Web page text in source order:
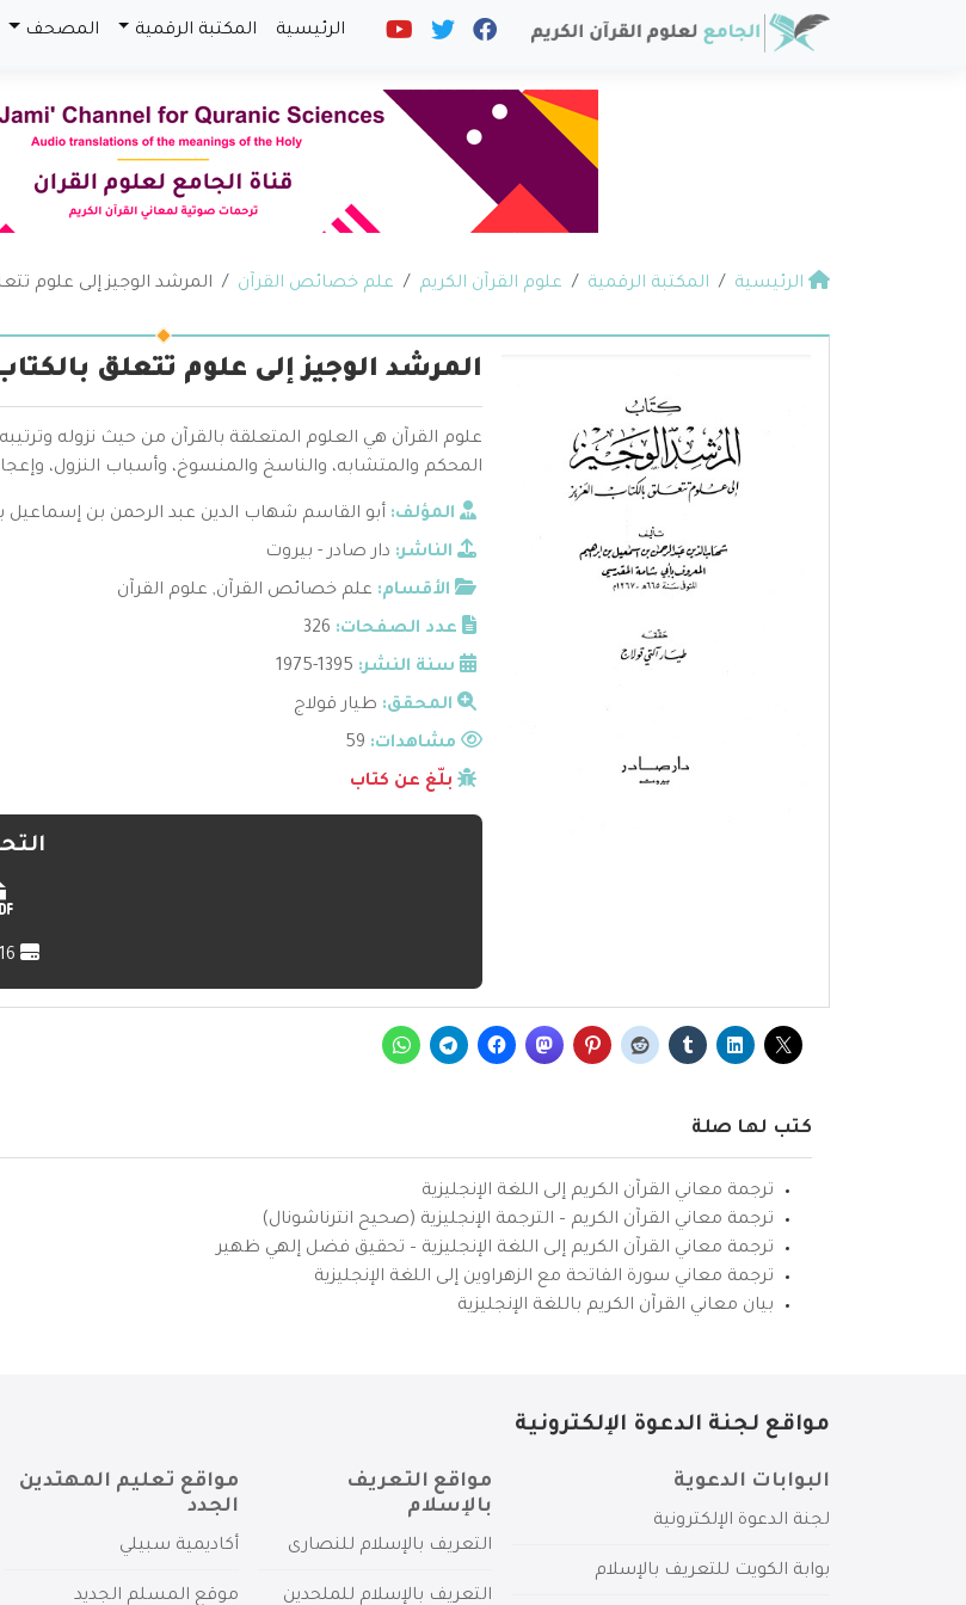
الرئيسية المكتبة الرقمية المصحف
الرئيسية المكتبة الرقمية علوم القرآن الكريم علم خصائص القرآن المرشد الوجيز إلى علوم
المرشد الوجيز إلى علوم تتعلق
علوم القرآن هي العلوم المتعلقة بالقرآن من حيث نزوله
المحكم والمتشابه، والناسخ والمنسوخ، وأسباب النزول،
المؤلف: أبو القاسم شهاب الدين عبد الرحمن بن إسماعيل
الناشر: دار صادر - بيروت
الأقسام: علم خصائص القرآن, علوم القرآن
عدد الصفحات: 326
سنة النشر: 1395-1975
المحقق: طيار قولاج
مشاهدات:
بلّغ عن كتاب
كتب لها صلة
ترجمة معاني القرآن الكريم إلى اللغة الإنجليزية
ترجمة معاني القرآن الكريم – الترجمة الإنجليزية (صحيح انترناشونال)
ترجمة معاني القرآن الكريم إلى اللغة الإنجليزية – تحقيق فضل إلهي ظهير
ترجمة معاني سورة الفاتحة مع الزهراوين إلى اللغة الإنجليزية
بيان معاني القرآن الكريم باللغة الإنجليزية
مواقع لجنة الدعوة الإلكترونية
البوابات الدعوية
لجنة الدعوة الإلكترونية
بوابة الكويت للتعريف بالإسلام
مواقع التعريف
بالإسلام
التعريف بالإسلام للنصارى
التعريف بالإسلام للملحدين
مواقع تعليم المهتدين
الجدد
أكاديمية سبيلي
موقع المسلم الجديد